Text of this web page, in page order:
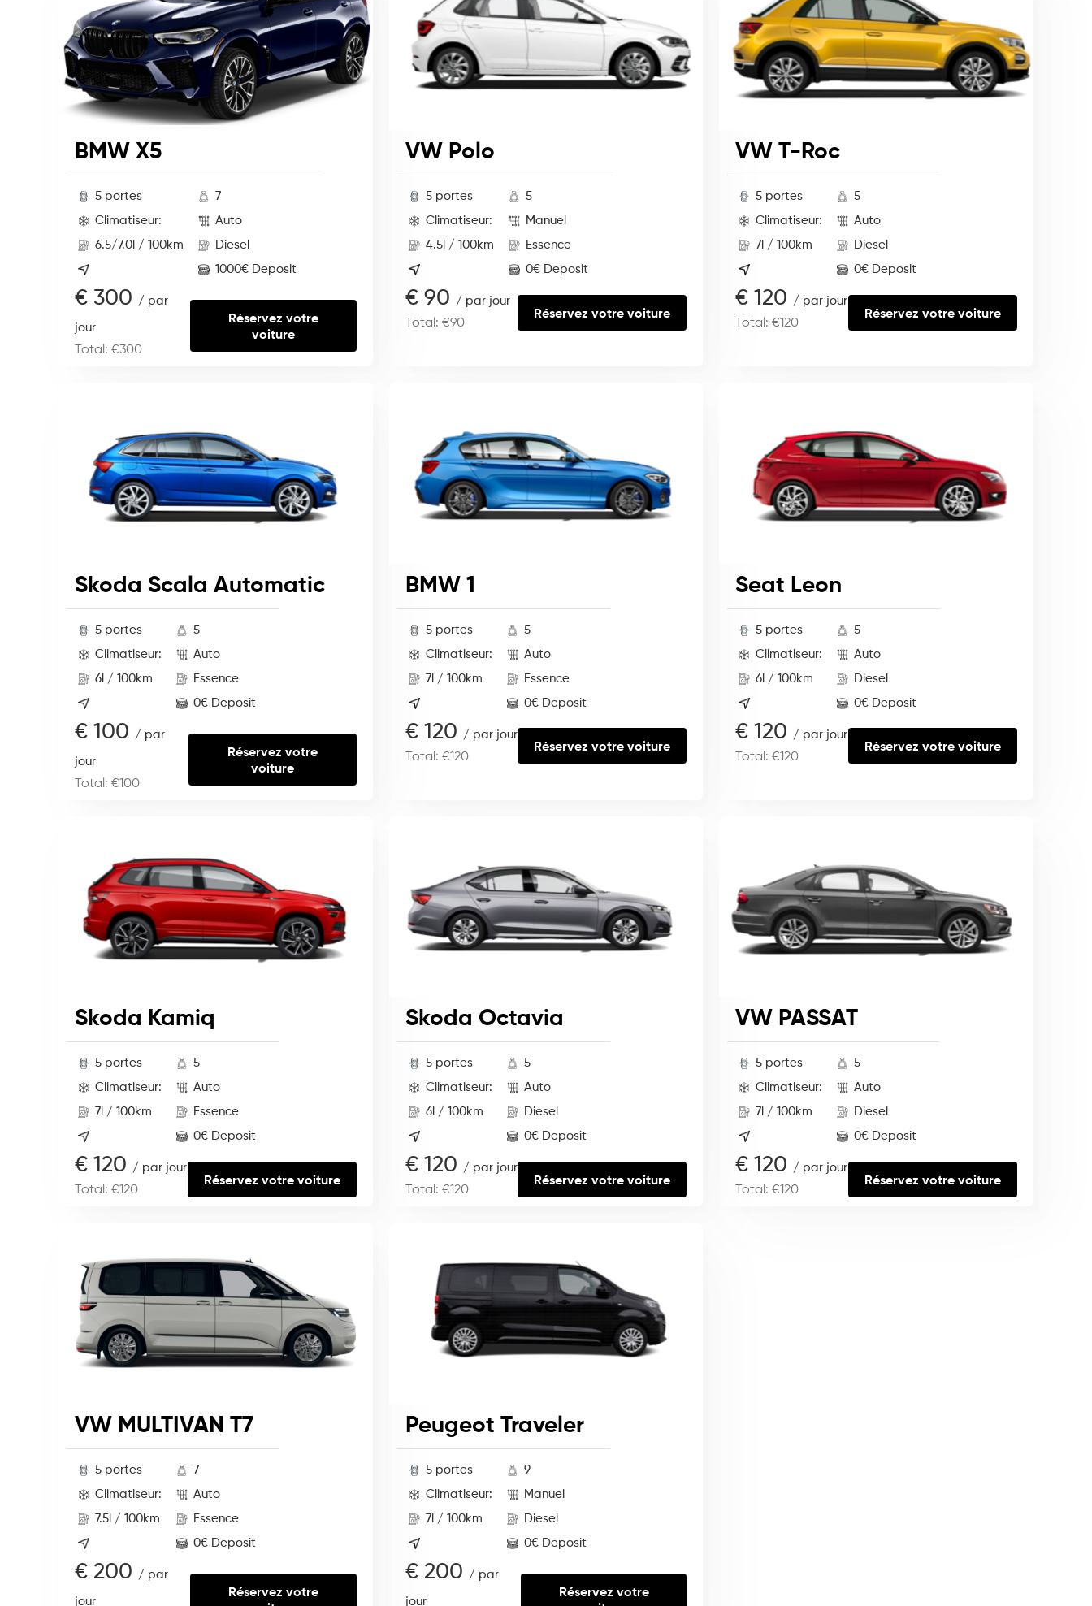
BMW X5
5 portes
7
Climatiseur:
Auto
6.5/7.0l / 100km
Diesel
1000€ Deposit
€ 300 / par
jour
Total: €300
Réservez votre
voiture
VW Polo
5 portes
5
Climatiseur:
Manuel
4.5l / 100km
Essence
0€ Deposit
€ 90 / par jour
Total: €90
Réservez votre voiture
VW T-Roc
5 portes
5
Climatiseur:
Auto
7l / 100km
Diesel
0€ Deposit
€ 120 / par jour
Total: €120
Réservez votre voiture
Skoda Scala Automatic
5 portes
5
Climatiseur:
Auto
6l / 100km
Essence
0€ Deposit
€ 100 / par
jour
Total: €100
Réservez votre
voiture
BMW 1
5 portes
5
Climatiseur:
Auto
7l / 100km
Essence
0€ Deposit
€ 120 / par jour
Total: €120
Réservez votre voiture
Seat Leon
5 portes
5
Climatiseur:
Auto
6l / 100km
Diesel
0€ Deposit
€ 120 / par jour
Total: €120
Réservez votre voiture
Skoda Kamiq
5 portes
5
Climatiseur:
Auto
7l / 100km
Essence
0€ Deposit
€ 120 / par jour
Total: €120
Réservez votre voiture
Skoda Octavia
5 portes
5
Climatiseur:
Auto
6l / 100km
Diesel
0€ Deposit
€ 120 / par jour
Total: €120
Réservez votre voiture
VW PASSAT
5 portes
5
Climatiseur:
Auto
7l / 100km
Diesel
0€ Deposit
€ 120 / par jour
Total: €120
Réservez votre voiture
VW MULTIVAN T7
5 portes
7
Climatiseur:
Auto
7.5l / 100km
Essence
0€ Deposit
€ 200 / par
jour
Réservez votre
Peugeot Traveler
5 portes
9
Climatiseur:
Manuel
7l / 100km
Diesel
0€ Deposit
€ 200 / par
jour
Réservez votre